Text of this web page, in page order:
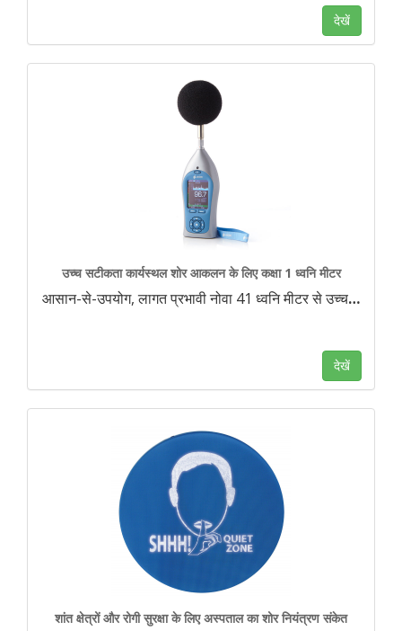
देखें
उच्च सटीकता कार्यस्थल शोर आकलन के लिए कक्षा 1 ध्वनि मीटर
आसान-से-उपयोग, लागत प्रभावी नोवा 41 ध्वनि मीटर से उच्च…
देखें
शांत क्षेत्रों और रोगी सुरक्षा के लिए अस्पताल का शोर नियंत्रण संकेत